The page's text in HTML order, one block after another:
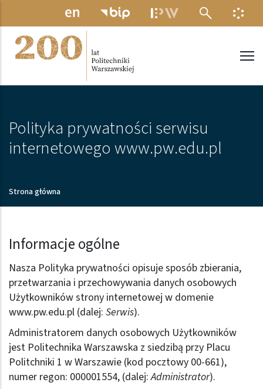
Przejdź do treści
MENU
Polityka prywatności serwisu
internetowego www.pw.edu.pl
Ścieżka nawigacyjna
Strona główna
Informacje ogólne
Nasza Polityka prywatności opisuje sposób zbierania,
przetwarzania i przechowywania danych osobowych
Użytkowników strony internetowej w domenie
www.pw.edu.pl (dalej: Serwis).
Administratorem danych osobowych Użytkowników
jest Politechnika Warszawska z siedzibą przy Placu
Politchniki 1 w Warszawie (kod pocztowy 00-661),
numer regon: 000001554, (dalej:Administrator).